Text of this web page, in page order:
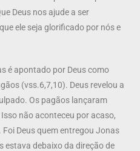
Deus nos ajude a ser
ele seja glorificado por nós e
é apontado por Deus como
(vss.6,7,10). Deus revelou a
Os pagãos lançaram
não aconteceu por acaso,
Deus quem entregou Jonas
estava debaixo da direção de